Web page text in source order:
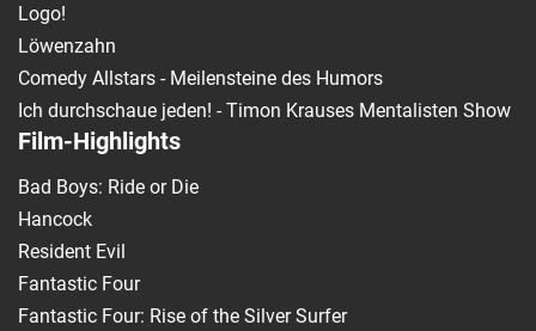
Logo!
Löwenzahn
Comedy Allstars - Meilensteine des Humors
Ich durchschaue jeden! - Timon Krauses Mentalisten Show
Film-Highlights
Bad Boys: Ride or Die
Hancock
Resident Evil
Fantastic Four
Fantastic Four: Rise of the Silver Surfer